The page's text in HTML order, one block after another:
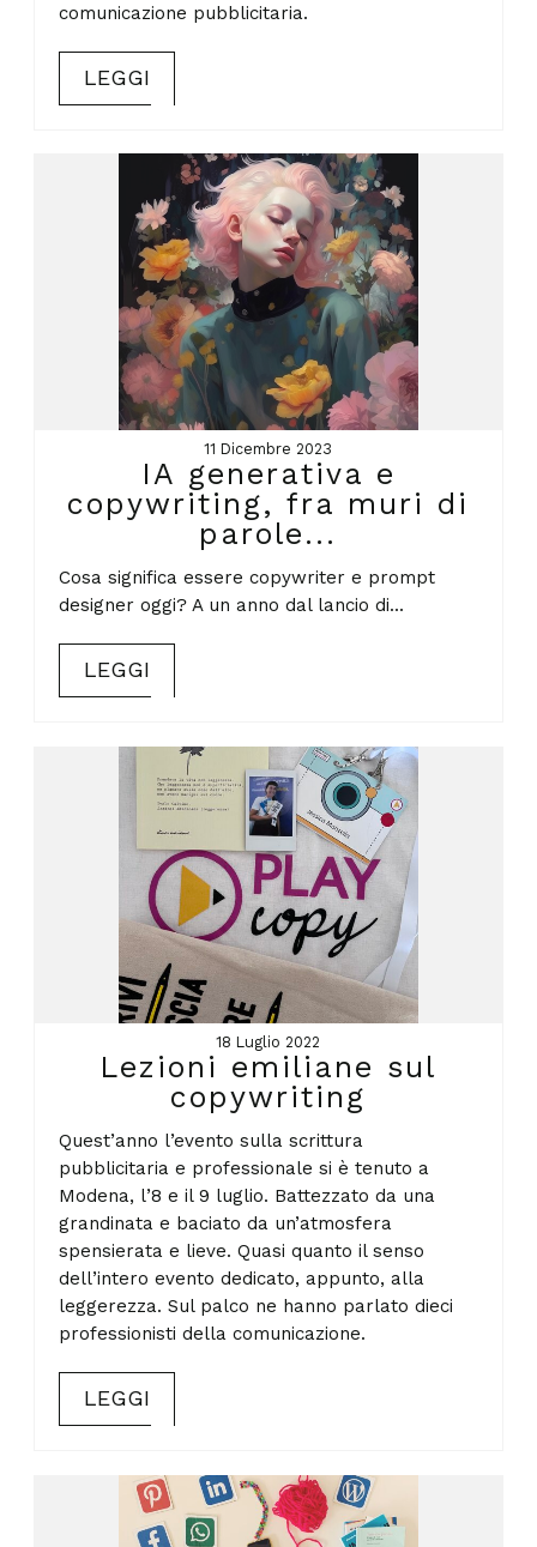
comunicazione pubblicitaria.
LEGGI
11 Dicembre 2023
IA generativa e
copywriting, fra muri di
parole...
Cosa significa essere copywriter e prompt
designer oggi? A un anno dal lancio di...
LEGGI
18 Luglio 2022
Lezioni emiliane sul
copywriting
Quest’anno l’evento sulla scrittura
pubblicitaria e professionale si è tenuto a
Modena, l’8 e il 9 luglio. Battezzato da una
grandinata e baciato da un’atmosfera
spensierata e lieve. Quasi quanto il senso
dell’intero evento dedicato, appunto, alla
leggerezza. Sul palco ne hanno parlato dieci
professionisti della comunicazione.
LEGGI